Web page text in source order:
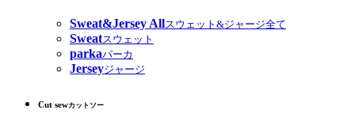
Sweat&Jersey Allスウェット&ジャージ全て
Sweatスウェット
parkaパーカ
Jerseyジャージ
Cut sewカットソー